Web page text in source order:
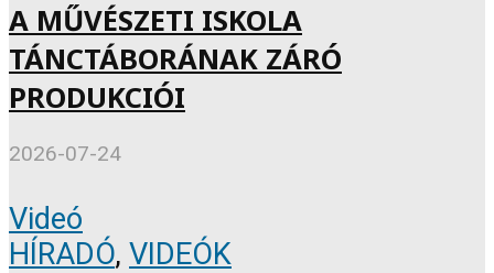
A MŰVÉSZETI ISKOLA
TÁNCTÁBORÁNAK ZÁRÓ
PRODUKCIÓI
2026-07-24
Videó
HÍRADÓ, VIDEÓK